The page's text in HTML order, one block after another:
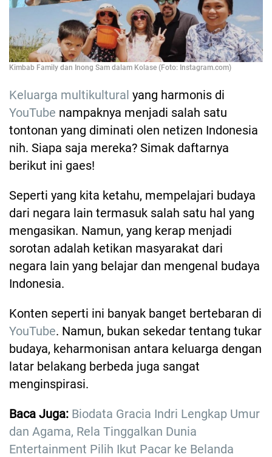
Kimbab Family dan Inong Sam dalam Kolase (Foto: Instagram.com)
Keluarga multikultural yang harmonis di
YouTube nampaknya menjadi salah satu
tontonan yang diminati olen netizen Indonesia
nih. Siapa saja mereka? Simak daftarnya
berikut ini gaes!
Seperti yang kita ketahu, mempelajari budaya
dari negara lain termasuk salah satu hal yang
mengasikan. Namun, yang kerap menjadi
sorotan adalah ketikan masyarakat dari
negara lain yang belajar dan mengenal budaya
Indonesia.
Konten seperti ini banyak banget bertebaran di
YouTube. Namun, bukan sekedar tentang tukar
budaya, keharmonisan antara keluarga dengan
latar belakang berbeda juga sangat
menginspirasi.
Baca Juga: Biodata Gracia Indri Lengkap Umur
dan Agama, Rela Tinggalkan Dunia
Entertainment Pilih Ikut Pacar ke Belanda